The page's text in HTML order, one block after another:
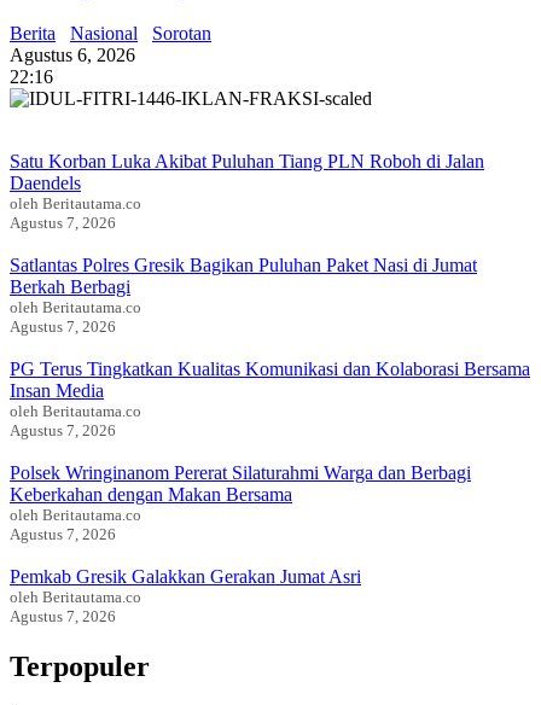
Berita Nasional
Sorotan
Agustus 6, 2026
22:16
Satu Korban Luka Akibat Puluhan Tiang PLN Roboh di Jalan
Daendels
oleh Beritautama.co
Agustus 7, 2026
Satlantas Polres Gresik Bagikan Puluhan Paket Nasi di Jumat
Berkah Berbagi
oleh Beritautama.co
Agustus 7, 2026
PG Terus Tingkatkan Kualitas Komunikasi dan Kolaborasi Bersama
Insan Media
oleh Beritautama.co
Agustus 7, 2026
Polsek Wringinanom Pererat Silaturahmi Warga dan Berbagi
Keberkahan dengan Makan Bersama
oleh Beritautama.co
Agustus 7, 2026
Pemkab Gresik Galakkan Gerakan Jumat Asri
oleh Beritautama.co
Agustus 7, 2026
Terpopuler